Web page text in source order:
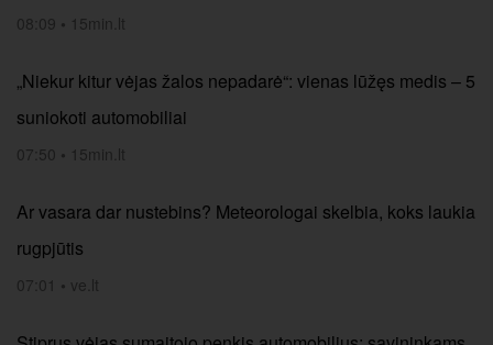
08:09 • 15min.lt
„Niekur kitur vėjas žalos nepadarė“: vienas lūžęs medis – 5
suniokoti automobiliai
07:50 • 15min.lt
Ar vasara dar nustebins? Meteorologai skelbia, koks laukia
rugpjūtis
07:01 • ve.lt